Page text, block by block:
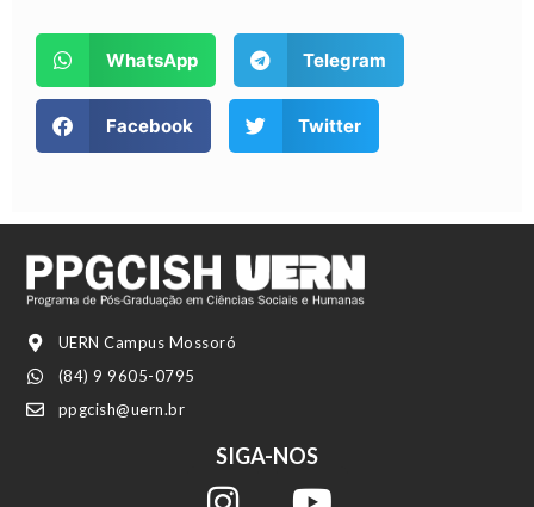
WhatsApp Telegram
Facebook Twitter
UERN Campus Mossoró
(84) 9 9605-0795
ppgcish@uern.br
SIGA-NOS